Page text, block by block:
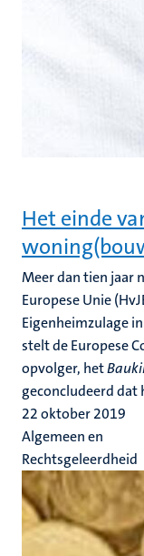
Het einde
Meer dan tien jaar
Europese Unie
Eigenheimzulage
stelt de Europese
opvolger, het
geconcludeerd dat
22 oktober 2019
Algemeen en
Rechtsgeleerdheid